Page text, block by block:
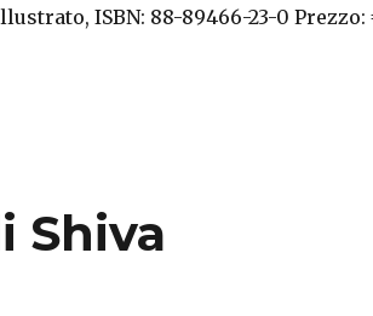
ISBN: 88-89466-23-0 Prezzo:
Shiva